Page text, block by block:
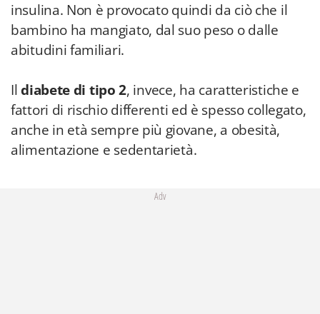
insulina. Non è provocato quindi da ciò che il
bambino ha mangiato, dal suo peso o dalle
abitudini familiari.
Ildiabete di tipo 2, invece, ha caratteristiche e
fattori di rischio differenti ed è spesso collegato,
anche in età sempre più giovane, a obesità,
alimentazione e sedentarietà.
Adv